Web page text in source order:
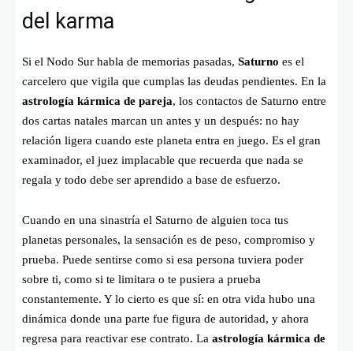
del karma
Si el Nodo Sur habla de memorias pasadas, Saturno es el
carcelero que vigila que cumplas las deudas pendientes. En la
astrología kármica de pareja, los contactos de Saturno entre
dos cartas natales marcan un antes y un después: no hay
relación ligera cuando este planeta entra en juego. Es el gran
examinador, el juez implacable que recuerda que nada se
regala y todo debe ser aprendido a base de esfuerzo.
Cuando en una sinastría el Saturno de alguien toca tus
planetas personales, la sensación es de peso, compromiso y
prueba. Puede sentirse como si esa persona tuviera poder
sobre ti, como si te limitara o te pusiera a prueba
constantemente. Y lo cierto es que sí: en otra vida hubo una
dinámica donde una parte fue figura de autoridad, y ahora
regresa para reactivar ese contrato. La astrología kármica de